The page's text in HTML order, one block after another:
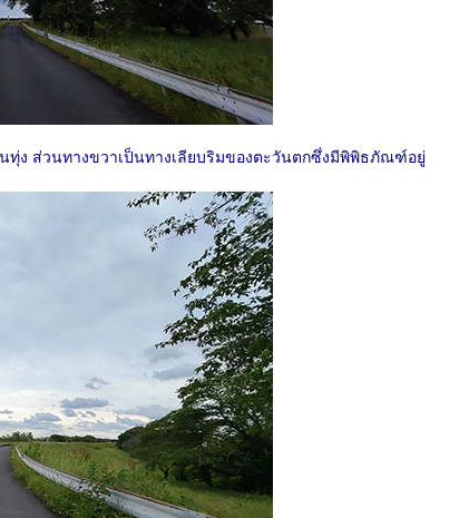
ทุ่ง ส่วนทางขวาเป็นทางเลียบริมของตะวันตกซึ่งมีพิพิธภัณฑ์อยู่